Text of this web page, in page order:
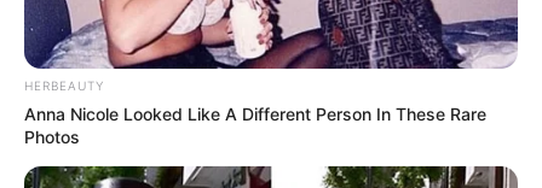
HERBEAUTY
Anna Nicole Looked Like A Different Person In These Rare
Photos